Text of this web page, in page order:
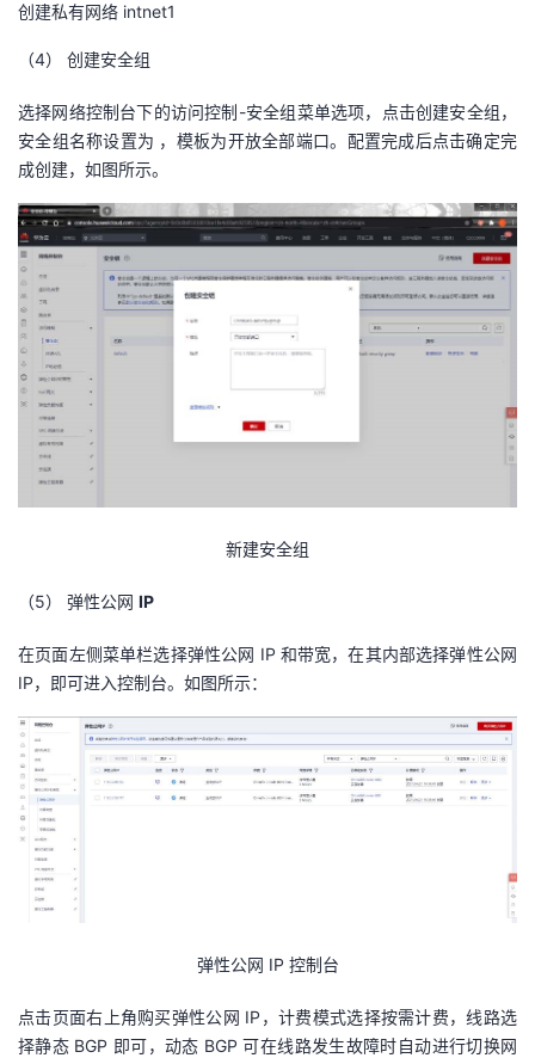
程
认
证
的
实
我
的
藏
支
持
声
建
议
创建私有网络 intnet1
（4） 创建安全组
选择网络控制台下的访问控制-安全组菜单选项，点击创建安全组，
安全组名称设置为 ，模板为开放全部端口。配置完成后点击确定完
成创建，如图所示。
新建安全组
（5） 弹性公网 IP
在页面左侧菜单栏选择弹性公网 IP 和带宽，在其内部选择弹性公网
IP，即可进入控制台。如图所示：
弹性公网 IP 控制台
点击页面右上角购买弹性公网 IP，计费模式选择按需计费，线路选
择静态 BGP 即可，动态 BGP 可在线路发生故障时自动进行切换网